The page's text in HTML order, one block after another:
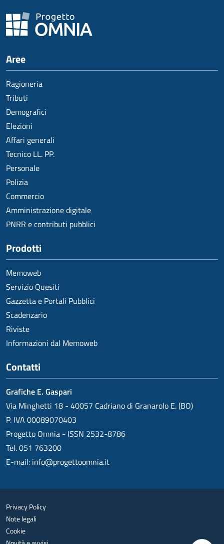
Aree
Ragioneria
Tributi
Demografici
Elezioni
Affari generali
Tecnico LL. PP.
Personale
Polizia
Commercio
Amministrazione digitale
PNRR e contributi pubblici
Prodotti
Memoweb
Servizio Quesiti
Gazzetta e Portali Pubblici
Scadenzario
Riviste
Informazioni dal Memoweb
Contatti
Grafiche E. Gaspari
Via Minghetti 18 - 40057 Cadriano di Granarolo E. (BO)
P. IVA 00089070403
Progetto Omnia - ISSN 2532-8786
Tel. 051 763200
E-mail: info@progettoomnia.it
Privacy Policy
Note legali
Cookie